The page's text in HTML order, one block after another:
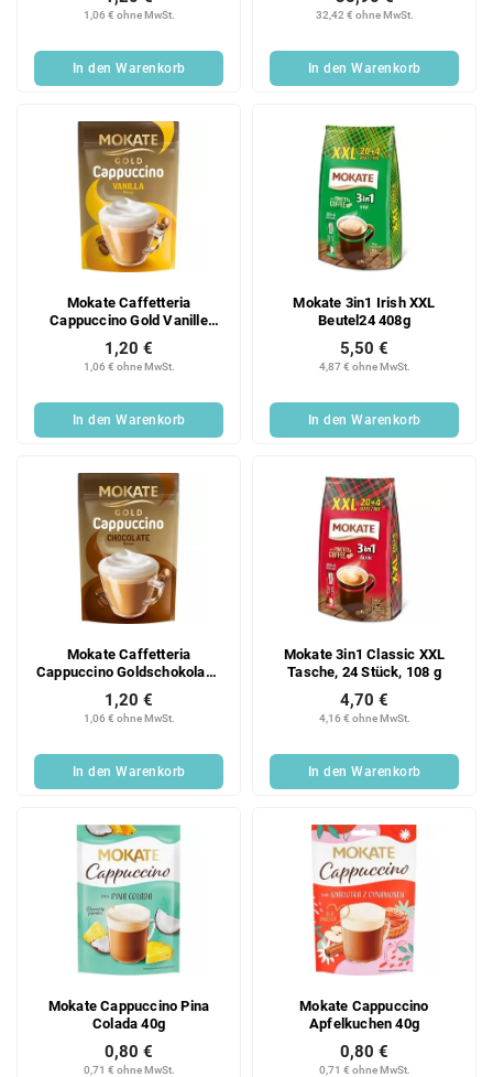
1,06 € ohne MwSt.
In den Warenkorb
32,42 € ohne MwSt.
In den Warenkorb
Mokate Caffetteria
Cappuccino Gold Vanille
1,06 € ohne MwSt.
1,20 €
In den Warenkorb
Mokate 3in1 Irish XXL
Beutel24 408g
4,87 € ohne MwSt.
5,50 €
In den Warenkorb
Mokate Caffetteria
Cappuccino Goldschokolade
1,06 € ohne MwSt.
1,20 €
In den Warenkorb
Mokate 3in1 Classic XXL
Tasche, 24 Stück, 108 g
4,16 € ohne MwSt.
4,70 €
In den Warenkorb
Mokate Cappuccino Pina
Colada 40g
0,71 € ohne MwSt.
0,80 €
Mokate Cappuccino
Apfelkuchen 40g
0,71 € ohne MwSt.
0,80 €